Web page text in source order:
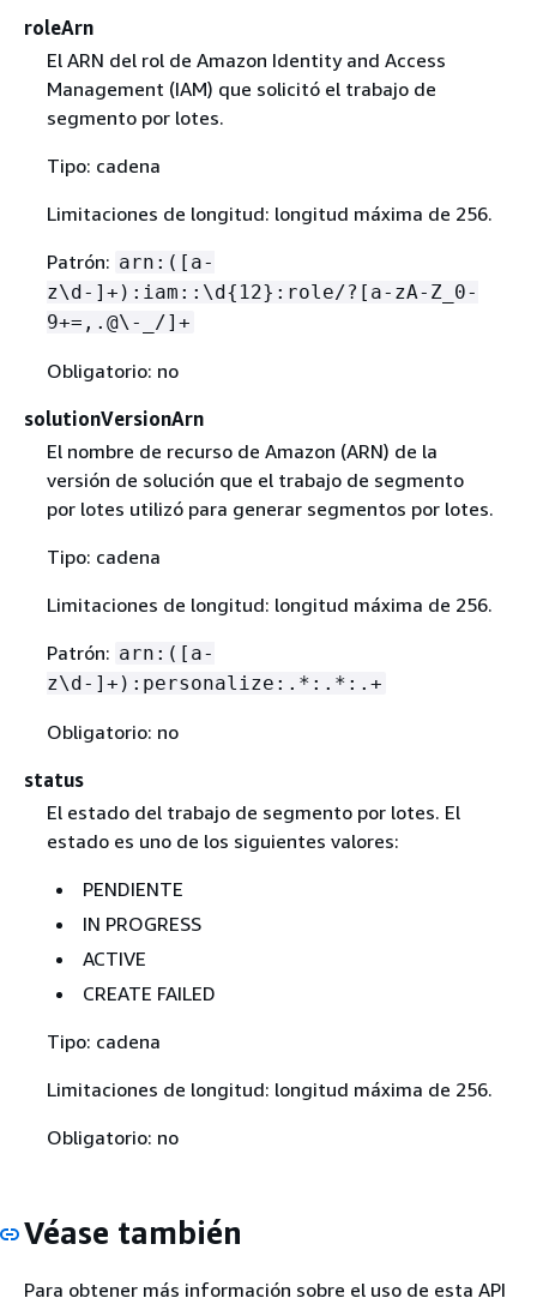
roleArn
El ARN del rol de Amazon Identity and Access
Management (IAM) que solicitó el trabajo de
segmento por lotes.
Tipo: cadena
Limitaciones de longitud: longitud máxima de 256.
Patrón: arn:([a-
z\d-]+):iam::\d{ 12}:role/?[a-zA-Z_0-
9+=,.@\-_/]+
Obligatorio: no
solutionVersionArn
El nombre de recurso de Amazon (ARN) de la
versión de solución que el trabajo de segmento
por lotes utilizó para generar segmentos por lotes.
Tipo: cadena
Limitaciones de longitud: longitud máxima de 256.
Patrón: arn:([a-
z\d-]+):personalize:.*:.*:.+
Obligatorio: no
status
El estado del trabajo de segmento por lotes. El
estado es uno de los siguientes valores:
PENDIENTE
IN PROGRESS
ACTIVE
CREATE FAILED
Tipo: cadena
Limitaciones de longitud: longitud máxima de 256.
Obligatorio: no
Véase también
Para obtener más información sobre el uso de esta API